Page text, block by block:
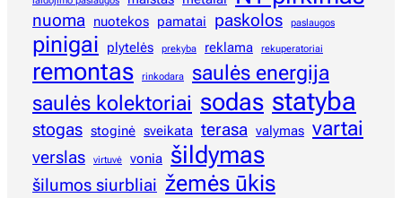
nuoma nuotekos pamatai paskolos paslaugos
pinigai plytelės prekyba reklama rekuperatoriai
remontas rinkodara
saulės energija
saulės kolektoriai sodas statyba
stogas stoginė sveikata terasa valymas vartai
verslas virtuvė vonia šildymas
šilumos siurbliai žemės ūkis